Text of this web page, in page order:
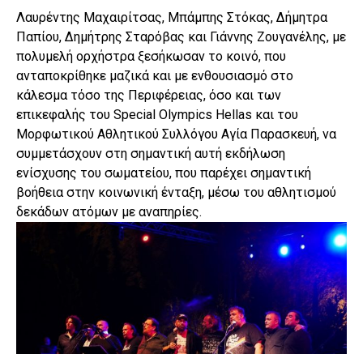
Λαυρέντης Μαχαιρίτσας, Μπάμπης Στόκας, Δήμητρα
Παπίου, Δημήτρης Σταρόβας και Γιάννης Ζουγανέλης, με
πολυμελή ορχήστρα ξεσήκωσαν το κοινό, που
ανταποκρίθηκε μαζικά και με ενθουσιασμό στο
κάλεσμα τόσο της Περιφέρειας, όσο και των
επικεφαλής του Special Olympics Hellas και του
Μορφωτικού Αθλητικού Συλλόγου Αγία Παρασκευή, να
συμμετάσχουν στη σημαντική αυτή εκδήλωση
ενίσχυσης του σωματείου, που παρέχει σημαντική
βοήθεια στην κοινωνική ένταξη, μέσω του αθλητισμού
δεκάδων ατόμων με αναπηρίες.